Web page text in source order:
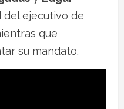
del ejecutivo de
que
su mandato.